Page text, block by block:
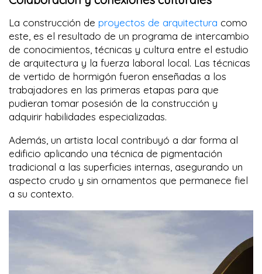
La construcción de proyectos de arquitectura como
este, es el resultado de un programa de intercambio
de conocimientos, técnicas y cultura entre el estudio
de arquitectura y la fuerza laboral local. Las técnicas
de vertido de hormigón fueron enseñadas a los
trabajadores en las primeras etapas para que
pudieran tomar posesión de la construcción y
adquirir habilidades especializadas.
Además, un artista local contribuyó a dar forma al
edificio aplicando una técnica de pigmentación
tradicional a las superficies internas, asegurando un
aspecto crudo y sin ornamentos que permanece fiel
a su contexto.